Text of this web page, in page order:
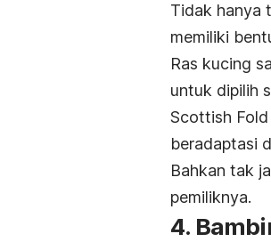
Tidak hanya
memiliki
Ras kucing
untuk dipilih
Scottish
beradaptasi
Bahkan tak
pemiliknya.
4.